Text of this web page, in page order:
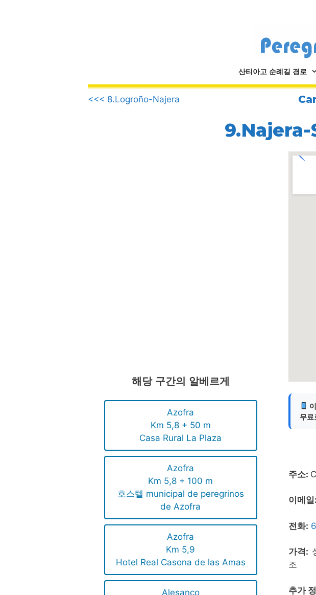
산티아고 순례길 경로
.
<<< 8.Logroño-Najera
해당 구간의 알베르게
Azofra
Km 5,8 + 50 m
Casa Rural La Plaza
Azofra
Km 5,8 + 100 m
호스텔 municipal de peregrinos
de Azofra
Azofra
Km 5,9
Hotel Real Casona de las Amas
Alesanco
무료
주소:
이메일:
전화:
가격:
조
추가